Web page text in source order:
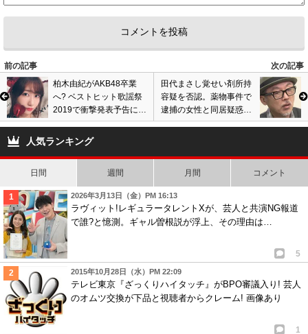
6 匿名 ( 2020年1月9日 9:12 PM )
麻希ちゃんが、もし、女優の仕事が舞い込んできて次回作の映画で主演に
抜擢されて、濃厚なラブシーンがあったら、映画で魅せる究極の官能表現
方法として、「愛のコリーダ｣のように一糸纏わぬ姿で本当にやって欲し
い。
前の記事
次の記事
柏木由紀がAKB48卒業
へ? ベストヒット歌謡祭
2019で衝撃発表予告にフ
ァン困惑。炎上騒動の過
去も発表内容は…
田代まさし覚せい剤所持
容疑を否認。薬物事件で
逮捕の女性と同居疑惑、
交際継続で使用再開の可
人気ランキング
日間 週間 月間 コメント
2026年3月13日（金）PM 16:13
ラヴィット!レギュラータレントXが、芸人と共演NG報道
で誰?と憶測。ギャル曽根説が浮上、その理由は…
5
2015年10月28日（水）PM 22:09
テレビ東京『ざっくりハイタッチ』がBPO審議入り! 芸人
のオムツ交換が下品と視聴者からクレーム! 画像あり
1